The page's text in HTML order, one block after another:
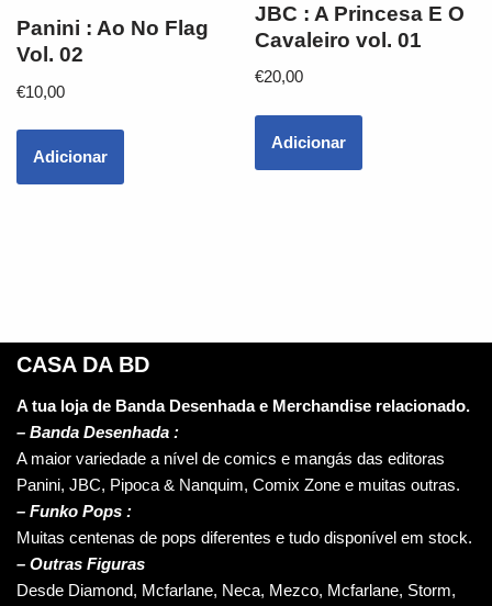
Panini : Ao No Flag
Vol. 02
€10,00
Adicionar
JBC : A Princesa E O
Cavaleiro vol. 01
€20,00
Adicionar
CASA DA BD
A tua loja de Banda Desenhada e Merchandise relacionado.
– Banda Desenhada :
A maior variedade a nível de comics e mangás das editoras
Panini, JBC, Pipoca & Nanquim, Comix Zone e muitas outras.
– Funko Pops :
Muitas centenas de pops diferentes e tudo disponível em stock.
– Outras Figuras
Desde Diamond, Mcfarlane, Neca, Mezco, Mcfarlane, Storm,